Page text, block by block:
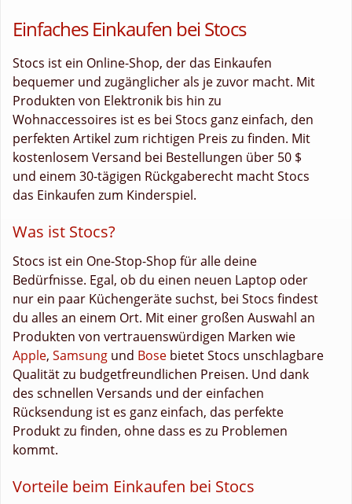
Einfaches Einkaufen bei Stocs
Stocs ist ein Online-Shop, der das Einkaufen
bequemer und zugänglicher als je zuvor macht. Mit
Produkten von Elektronik bis hin zu
Wohnaccessoires ist es bei Stocs ganz einfach, den
perfekten Artikel zum richtigen Preis zu finden. Mit
kostenlosem Versand bei Bestellungen über 50 $
und einem 30-tägigen Rückgaberecht macht Stocs
das Einkaufen zum Kinderspiel.
Was ist Stocs?
Stocs ist ein One-Stop-Shop für alle deine
Bedürfnisse. Egal, ob du einen neuen Laptop oder
nur ein paar Küchengeräte suchst, bei Stocs findest
du alles an einem Ort. Mit einer großen Auswahl an
Produkten von vertrauenswürdigen Marken wie
Apple, Samsung und Bose bietet Stocs unschlagbare
Qualität zu budgetfreundlichen Preisen. Und dank
des schnellen Versands und der einfachen
Rücksendung ist es ganz einfach, das perfekte
Produkt zu finden, ohne dass es zu Problemen
kommt.
Vorteile beim Einkaufen bei Stocs